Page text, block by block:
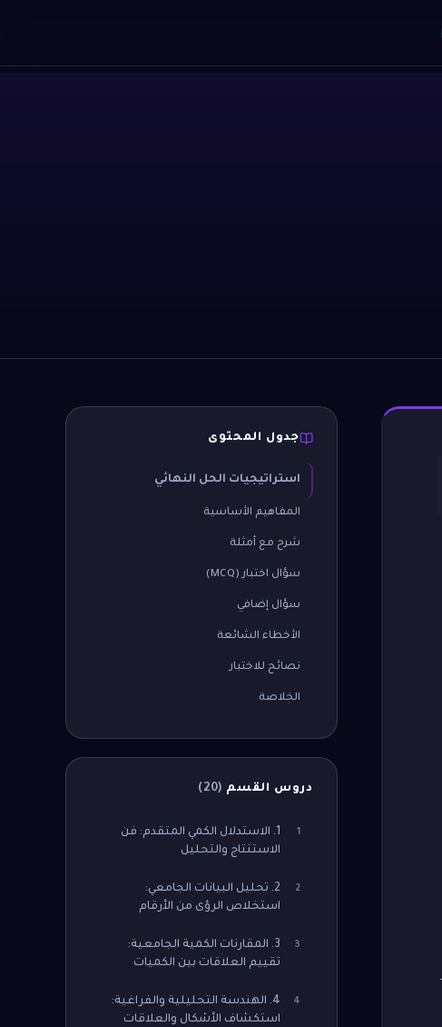
جدول المحتوى
استراتيجيات الحل النهائي
المفاهيم الأساسية
شرح مع أمثلة
سؤال اختبار (MCQ)
سؤال إضافي
الأخطاء الشائعة
نصائح للاختبار
الخلاصة
دروس القسم (
20
)
1
1. الاستدلال الكمي المتقدم: فن
الاستنتاج والتحليل
2
2. تحليل البيانات الجامعي:
استخلاص الرؤى من الأرقام
3
3. المقارنات الكمية الجامعية:
تقييم العلاقات بين الكميات
4
4. الهندسة التحليلية والفراغية:
استكشاف الأشكال والعلاقات